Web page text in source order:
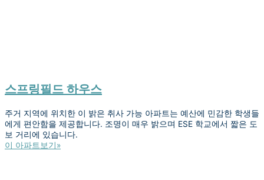
스프링필드 하우스
주거 지역에 위치한 이 밝은 취사 가능 아파트는 예산에 민감한 학생들
에게 편안함을 제공합니다. 조명이 매우 밝으며 ESE 학교에서 짧은 도
보 거리에 있습니다.
이 아파트보기»